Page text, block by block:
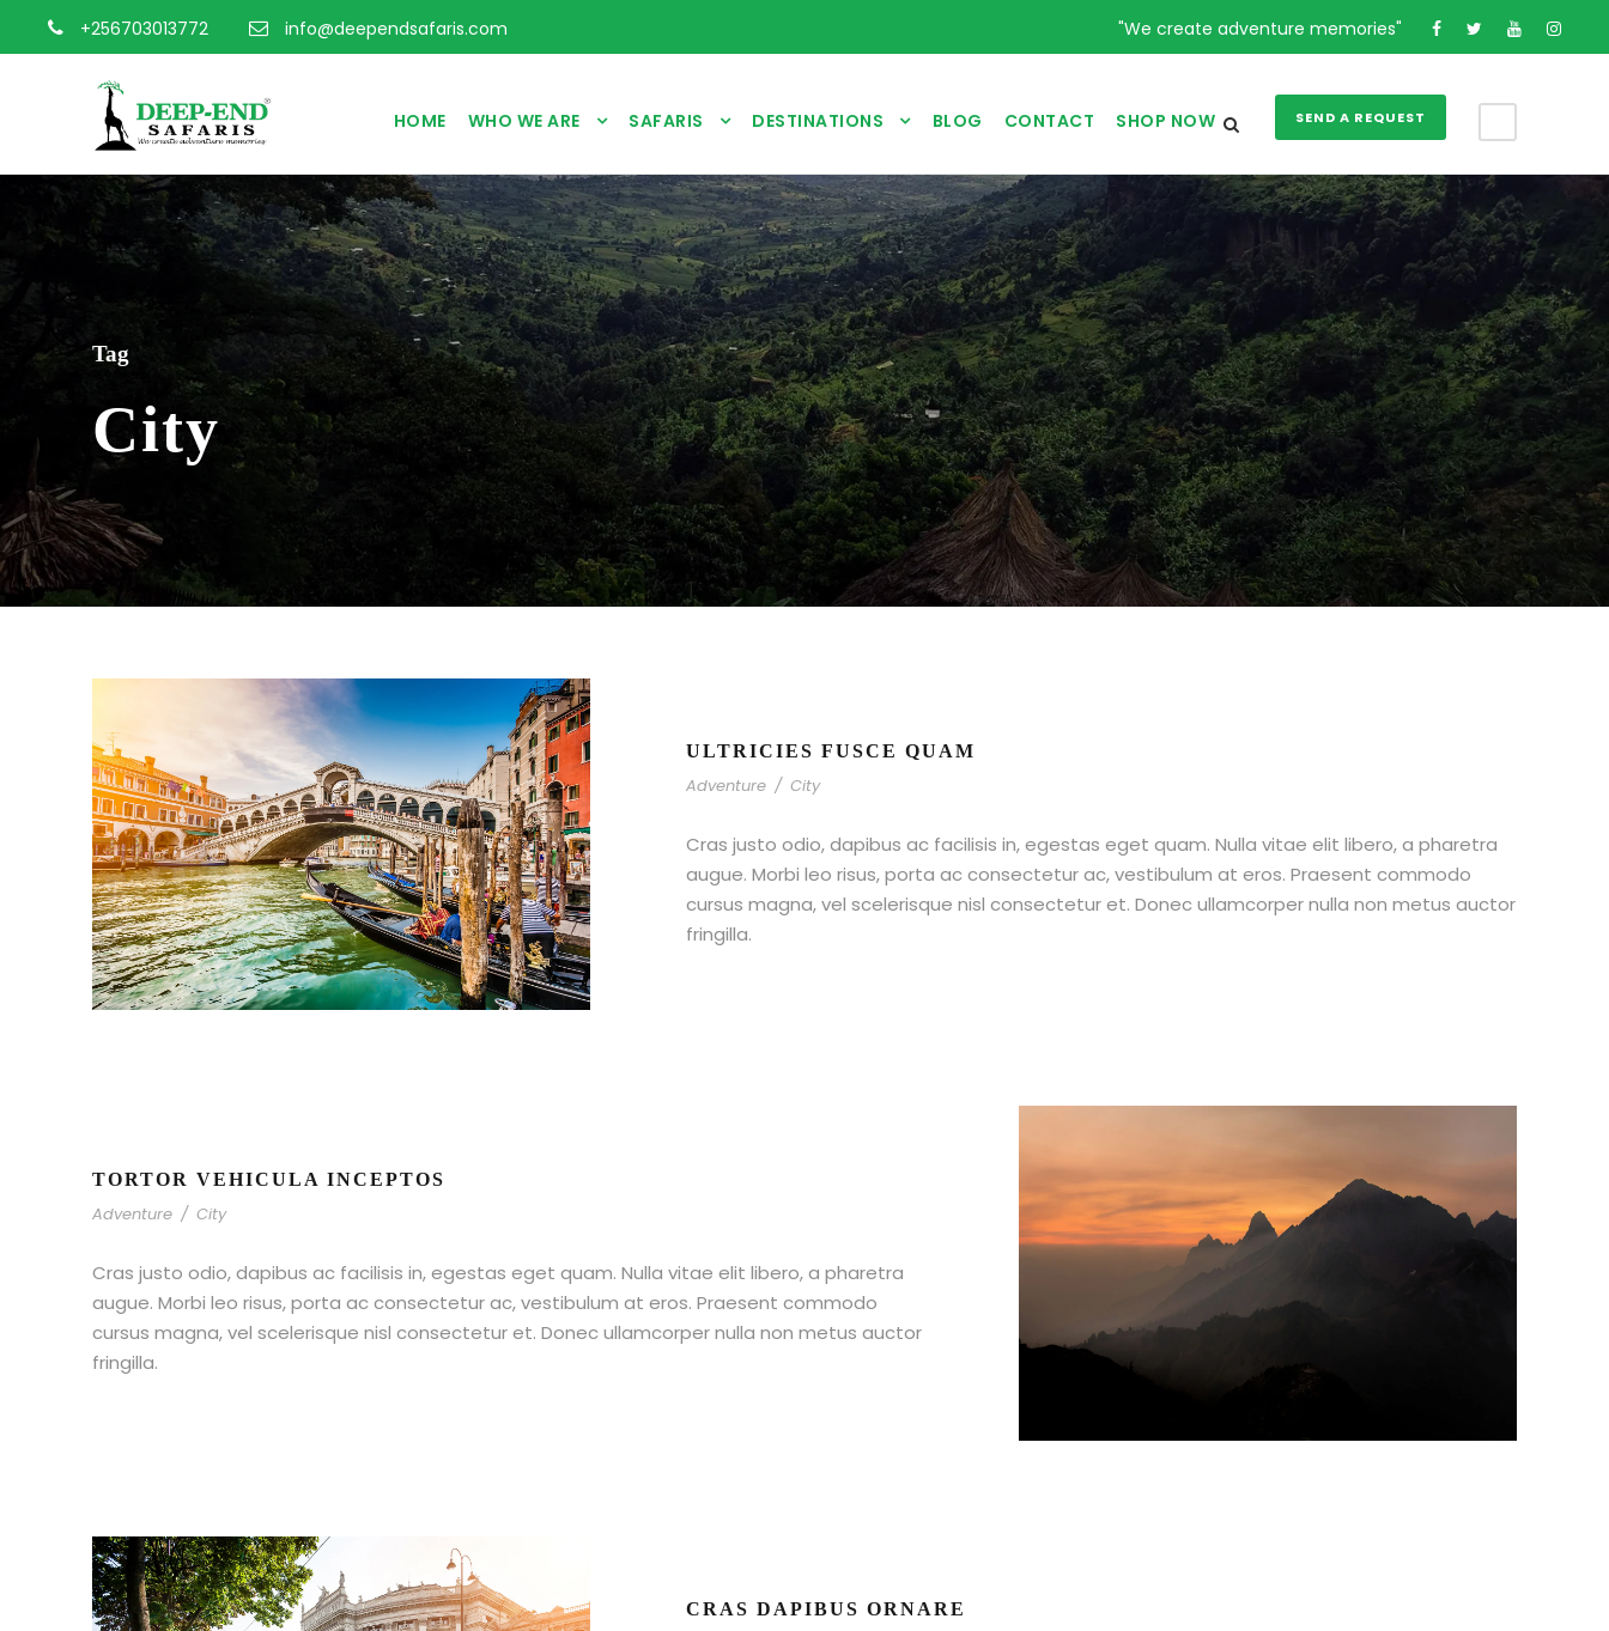
+256703013772 info@deependsafaris.com "We create adventure memories"
HOME WHO WE ARE SAFARIS DESTINATIONS BLOG CONTACT SHOP NOW SEND A REQUEST
Tag
City
ULTRICIES FUSCE QUAM
Adventure / City
Cras justo odio, dapibus ac facilisis in, egestas eget quam. Nulla vitae elit libero, a pharetra
augue. Morbi leo risus, porta ac consectetur ac, vestibulum at eros. Praesent commodo
cursus magna, vel scelerisque nisl consectetur et. Donec ullamcorper nulla non metus auctor
fringilla.
TORTOR VEHICULA INCEPTOS
Adventure / City
Cras justo odio, dapibus ac facilisis in, egestas eget quam. Nulla vitae elit libero, a pharetra
augue. Morbi leo risus, porta ac consectetur ac, vestibulum at eros. Praesent commodo
cursus magna, vel scelerisque nisl consectetur et. Donec ullamcorper nulla non metus auctor
fringilla.
CRAS DAPIBUS ORNARE